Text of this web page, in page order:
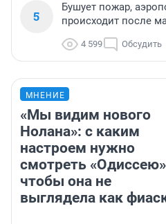
5
Бушует пожар,
происходит после
4 599 Обсудить
МНЕНИЕ
«Мы видим нового
Нолана»: с каким
настроем нужно
смотреть
чтобы она не
выглядела как